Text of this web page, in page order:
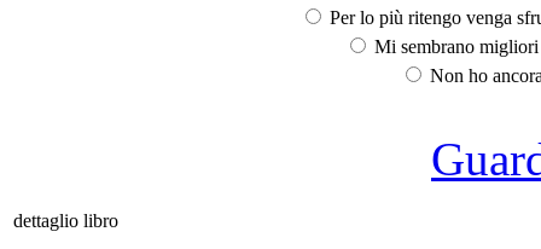
Per lo più ritengo venga
Mi sembrano
Non ho
dettaglio libro